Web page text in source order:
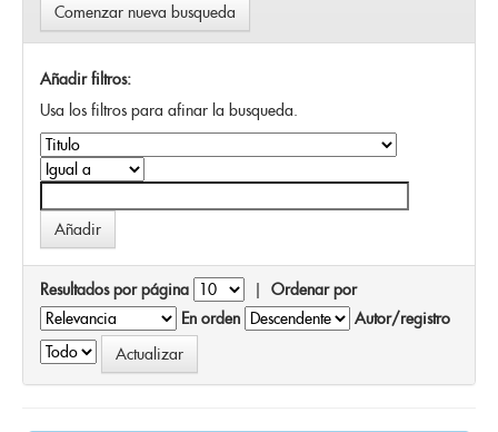
Comenzar nueva busqueda
Añadir filtros:
Usa los filtros para afinar la busqueda.
Resultados por página | Ordenar por
En orden
Autor/registro